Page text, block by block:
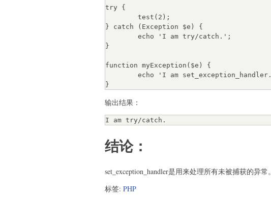
try {
} catch (Exception $e) {
}
function myException($e) {
输出结果：
结论：
set_exception_handler是用来处理所有未被捕获的异常。
标签: PHP